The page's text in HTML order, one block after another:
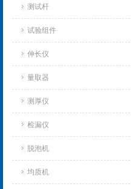
测试杆
试验组件
伸长仪
量取器
测厚仪
检漏仪
脱泡机
均质机